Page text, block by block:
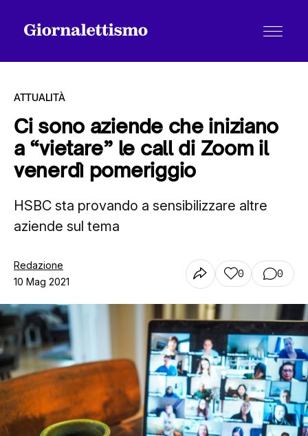
Tutti gli articoli
Chi siamo
Contatti
ATTUALITÀ
Ci sono aziende che iniziano
a “vietare” le call di Zoom il
venerdì pomeriggio
HSBC sta provando a sensibilizzare altre
aziende sul tema
Redazione
10 Mag 2021
0 0